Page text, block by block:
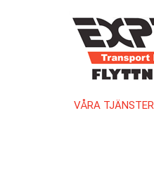
VÅRA TJÄNSTER